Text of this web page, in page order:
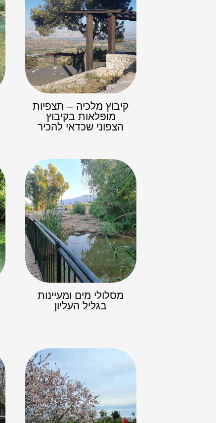
קיבוץ מלכיה – תצפיות
מופלאות בקיבוץ
הצפוני שכדאי להכיר
מסלולי מים ומעיינות
בגליל העליון